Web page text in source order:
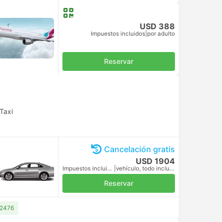
USD 388
Impuestos incluidos por adulto
Reservar
Taxi
Cancelación gratis
USD 1904
Impuestos incluidos | vehículo, todo incluido
Reservar